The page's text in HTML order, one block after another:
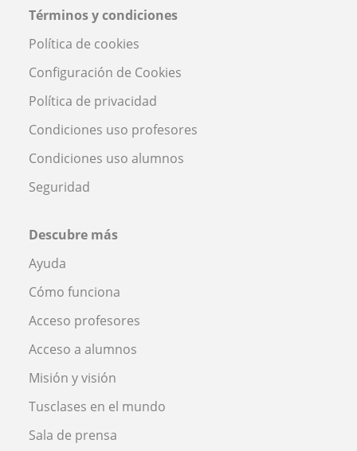
Términos y condiciones
Política de cookies
Configuración de Cookies
Política de privacidad
Condiciones uso profesores
Condiciones uso alumnos
Seguridad
Descubre más
Ayuda
Cómo funciona
Acceso profesores
Acceso a alumnos
Misión y visión
Tusclases en el mundo
Sala de prensa